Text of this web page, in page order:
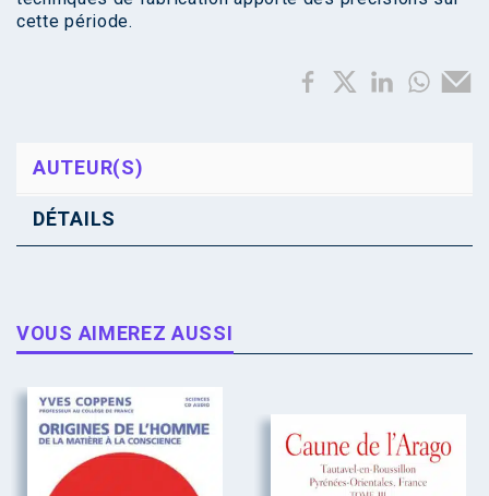
cette période.
AUTEUR(S)
DÉTAILS
VOUS AIMEREZ AUSSI